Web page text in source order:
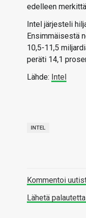
edelleen
Intel järjesteli
Ensimmäisestä
10,5-11,5
peräti 14,1
Lähde: Intel
INTEL
Kommentoi
Lähetä